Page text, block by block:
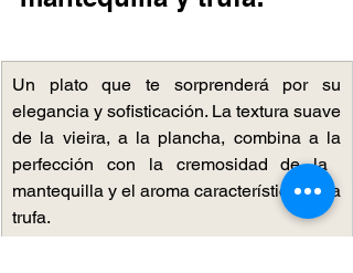
Un plato que te sorprenderá por su
elegancia y sofisticación.​ La textura suave
de la vieira, a la plancha, combina a la
perfección con la cremosidad de la ​
mantequilla y el aroma​ ​característico de la
trufa.